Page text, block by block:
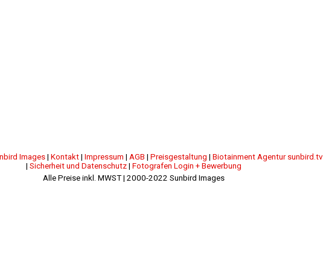
Images| Kontakt| Impressum | AGB | Preisgestaltung | Biotainment Agentur sunbird.tv
| Sicherheit und Datenschutz| Fotografen Login + Bewerbung
Alle Preise inkl. MWST | 2000-2022 Sunbird Images